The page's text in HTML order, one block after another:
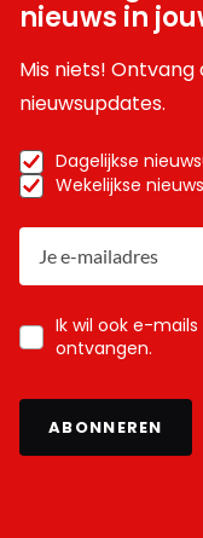
nieuws in
Mis niets!
nieuwsupdates.
Dagelijkse
Wekelijkse
Ik wil ook e-
ontvangen.
ABONNEREN